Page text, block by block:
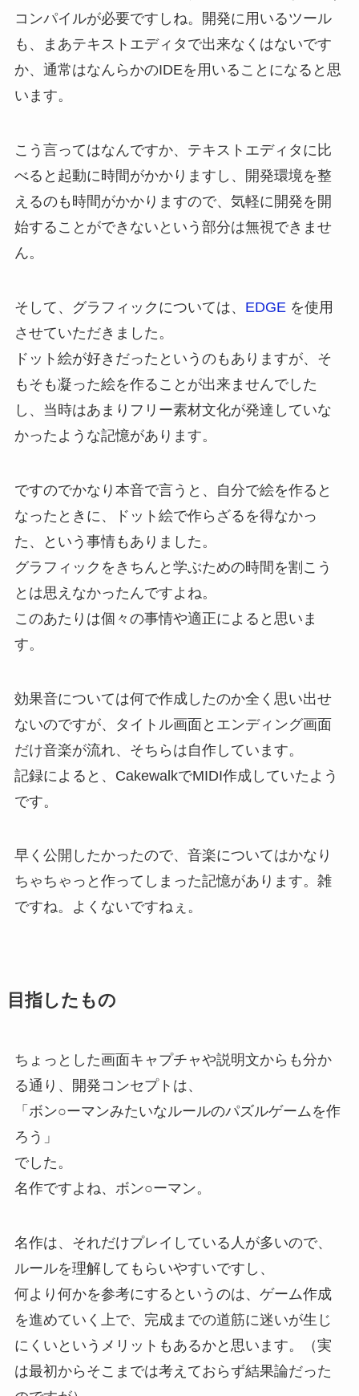
コンパイルが必要ですしね。開発に用いるツール
も、まあテキストエディタで出来なくはないです
か、通常はなんらかのIDEを用いることになると思
います。
こう言ってはなんですか、テキストエディタに比
べると起動に時間がかかりますし、開発環境を整
えるのも時間がかかりますので、気軽に開発を開
始することができないという部分は無視できませ
ん。
そして、グラフィックについては、 EDGE を使用
させていただきました。
ドット絵が好きだったというのもありますが、そ
もそも凝った絵を作ることが出来ませんでした
し、当時はあまりフリー素材文化が発達していな
かったような記憶があります。
ですのでかなり本音で言うと、自分で絵を作ると
なったときに、ドット絵で作らざるを得なかっ
た、という事情もありました。
グラフィックをきちんと学ぶための時間を割こう
とは思えなかったんですよね。
このあたりは個々の事情や適正によると思いま
す。
効果音については何で作成したのか全く思い出せ
ないのですが、タイトル画面とエンディング画面
だけ音楽が流れ、そちらは自作しています。
記録によると、CakewalkでMIDI作成していたよう
です。
早く公開したかったので、音楽についてはかなり
ちゃちゃっと作ってしまった記憶があります。雑
ですね。よくないですねぇ。
目指したもの
ちょっとした画面キャプチャや説明文からも分か
る通り、開発コンセプトは、
「ボン○ーマンみたいなルールのパズルゲームを作
ろう」
でした。
名作ですよね、ボン○ーマン。
名作は、それだけプレイしている人が多いので、
ルールを理解してもらいやすいですし、
何より何かを参考にするというのは、ゲーム作成
を進めていく上で、完成までの道筋に迷いが生じ
にくいというメリットもあるかと思います。（実
は最初からそこまでは考えておらず結果論だった